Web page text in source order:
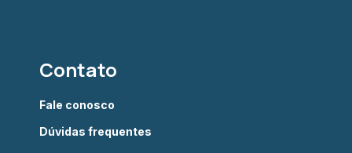
Contato
Fale conosco
Dúvidas frequentes